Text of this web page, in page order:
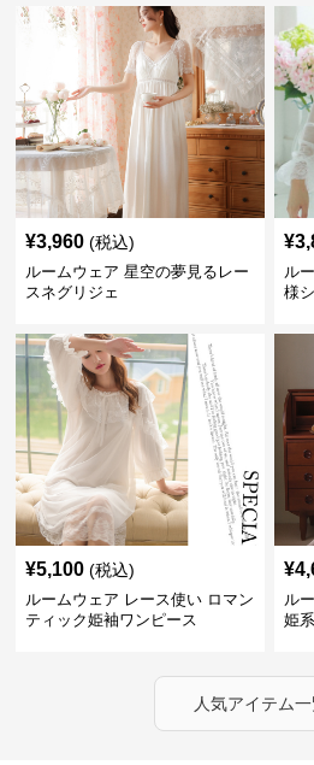
¥3,960 (税込)
ルームウェア 星空の夢見るレー
スネグリジェ
¥
ル
様
¥5,100 (税込)
ルームウェア レース使い ロマン
ティック姫袖ワンピース
¥
ル
姫
人気アイテム